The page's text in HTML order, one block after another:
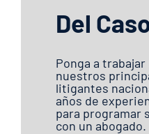
Del
Ponga a
nuestros
litigantes
años de
para programar
con un abogado.